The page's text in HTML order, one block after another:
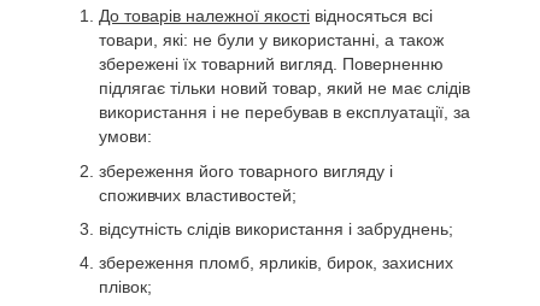
До товарів належної якості відносяться всі
товари, які: не були у використанні, а також
збережені їх товарний вигляд. Поверненню
підлягає тільки новий товар, який не має слідів
використання і не перебував в експлуатації, за
умови:
збереження його товарного вигляду і
споживчих властивостей;
відсутність слідів використання і забруднень;
збереження пломб, ярликів, бирок, захисних
плівок;